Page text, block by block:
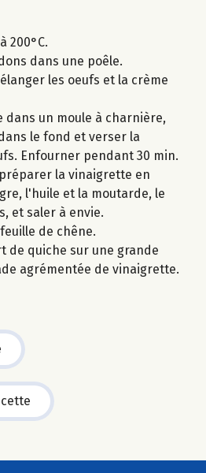
200°C.
dans une poêle.
les oeufs et la crème
dans un moule à charnière,
le fond et verser la
Enfourner pendant 30 min.
la vinaigrette en
l'huile et la moutarde, le
et saler à envie.
de chêne.
de quiche sur une grande
agrémentée de vinaigrette.